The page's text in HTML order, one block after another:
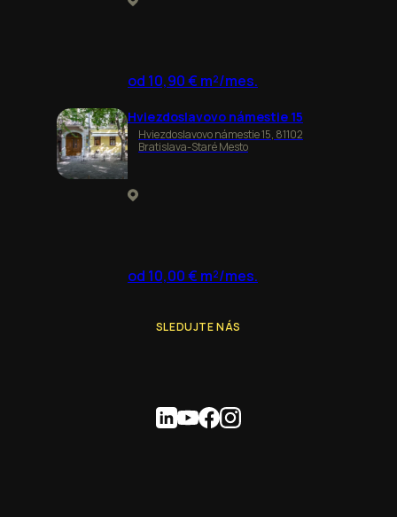
od 10,90 € m²/mes.
Hviezdoslavovo námestie 15
Hviezdoslavovo námestie 15, 81102
Bratislava-Staré Mesto
od 10,00 € m²/mes.
SLEDUJTE NÁS